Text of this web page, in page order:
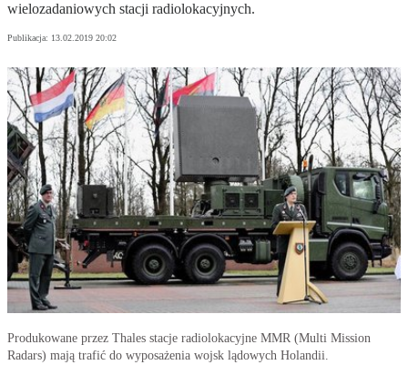
wielozadaniowych stacji radiolokacyjnych.
Publikacja: 13.02.2019 20:02
Produkowane przez Thales stacje radiolokacyjne MMR (Multi Mission
Radars) mają trafić do wyposażenia wojsk lądowych Holandii.